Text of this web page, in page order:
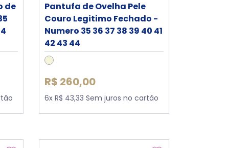
de
Pantufa de Ovelha Pele
Couro Legitimo Fechado -
Numero 35 36 37 38 39 40 41
42 43 44
R$ 260,00
6x R$ 43,33 Sem juros no cartão